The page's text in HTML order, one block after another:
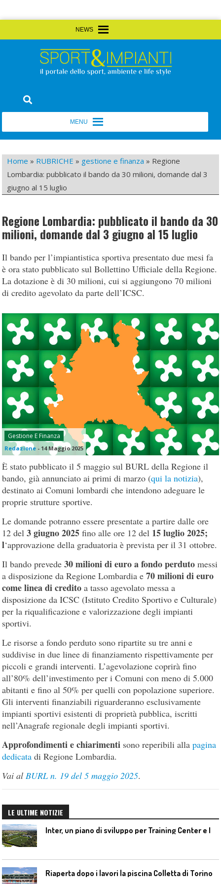
to
Sport&Impianti
Home » RUBRICHE » gestione e finanza » Regione
Lombardia: pubblicato il bando da 30 milioni, domande dal 3
giugno al 15 luglio
Regione Lombardia: pubblicato il bando da 30
milioni, domande dal 3 giugno al 15 luglio
Il bando per l’impiantistica sportiva presentato due mesi fa
è ora stato pubblicato sul Bollettino Ufficiale della Regione.
La dotazione è di 30 milioni, cui si aggiungono 70 milioni
di credito agevolato da parte dell’ICSC.
Gestione E Finanza
Redazione - 14 Maggio 2025
È stato pubblicato il 5 maggio sul BURL della Regione il
bando, già annunciato ai primi di marzo (qui la notizia),
destinato ai Comuni lombardi che intendono adeguare le
proprie strutture sportive.
Le domande potranno essere presentate a partire dalle ore
12 del3 giugno 2025 fino alle ore 12 del 15 luglio 2025;
l‘approvazione della graduatoria è prevista per il 31 ottobre.
Il bando prevede30 milioni di euro a fondo perduto messi
a disposizione da Regione Lombardia e70 milioni di euro
come linea di creditoa tasso agevolato messa a
disposizione da ICSC (Istituto Credito Sportivo e Culturale)
per la riqualificazione e valorizzazione degli impianti
sportivi.
Le risorse a fondo perduto sono ripartite su tre anni e
suddivise in due linee di finanziamento rispettivamente per
piccoli e grandi interventi. L’agevolazione coprirà fino
all’80% dell’investimento per i Comuni con meno di 5.000
abitanti e fino al 50% per quelli con popolazione superiore.
Gli interventi finanziabili riguarderanno esclusivamente
impianti sportivi esistenti di proprietà pubblica, iscritti
nell’Anagrafe regionale degli impianti sportivi.
Approfondimenti e chiarimenti sono reperibili allapagina
dedicata di Regione Lombardia.
Vai al BURL n. 19 del 5 maggio 2025.
LE ULTIME NOTIZIE
Riaperta dopo i lavori la piscina Colletta di Torino